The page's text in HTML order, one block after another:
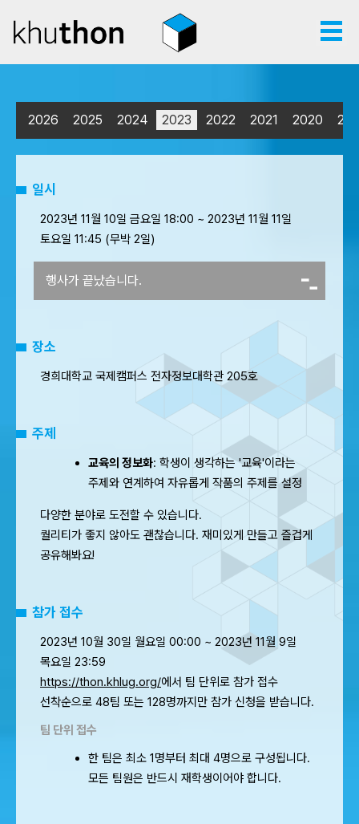
2026 2025 2024 2023 2022 2021 2020
일시
2023년 11월 10일 금요일 18:00 ~ 2023년 11월 11일
토요일 11:45 (무박 2일)
행사가 끝났습니다.
장소
경희대학교 국제캠퍼스 전자정보대학관 205호
주제
교육의 정보화: 학생이 생각하는 '교육'이라는
주제와 연계하여 자유롭게 작품의 주제를 설정
다양한 분야로 도전할 수 있습니다.
퀄리티가 좋지 않아도 괜찮습니다. 재미있게 만들고 즐겁게
공유해봐요!
참가 접수
2023년 10월 30일 월요일 00:00 ~ 2023년 11월 9일
목요일 23:59
https://thon.khlug.org/에서 팀 단위로 참가 접수
선착순으로 48팀 또는 128명까지만 참가 신청을 받습니다.
팀 단위 접수
한 팀은 최소 1명부터 최대 4명으로 구성됩니다.
모든 팀원은 반드시 재학생이어야 합니다.